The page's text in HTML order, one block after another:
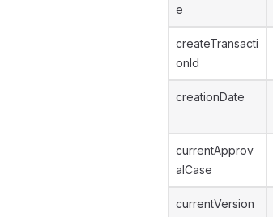
e
createTransacti
onId
creationDate
currentApprov
alCase
currentVersion